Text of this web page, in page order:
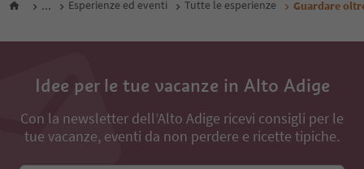
... Esperienze ed eventi Tutte le esperienze Guardare
Idee per le tue vacanze in Alto Adige
Con la newsletter dell’Alto Adige ricevi consigli per le
tue vacanze, eventi da non perdere e ricette tipiche.